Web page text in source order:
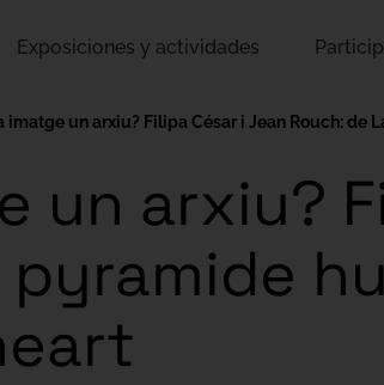
Exposiciones y actividades
imatge un arxiu? Filipa César i Jean Rouch:
un arxiu?
pyramide